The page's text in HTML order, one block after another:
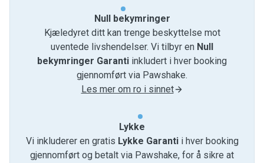
Null bekymringer
Kjæledyret ditt kan trenge beskyttelse mot
uventede livshendelser. Vi tilbyr en Null
bekymringer Garanti inkludert i hver booking
gjennomført via Pawshake.
Les mer om ro i sinnet
Lykke
Vi inkluderer en gratis Lykke Garantii hver booking
gjennomført og betalt via Pawshake, for å sikre at